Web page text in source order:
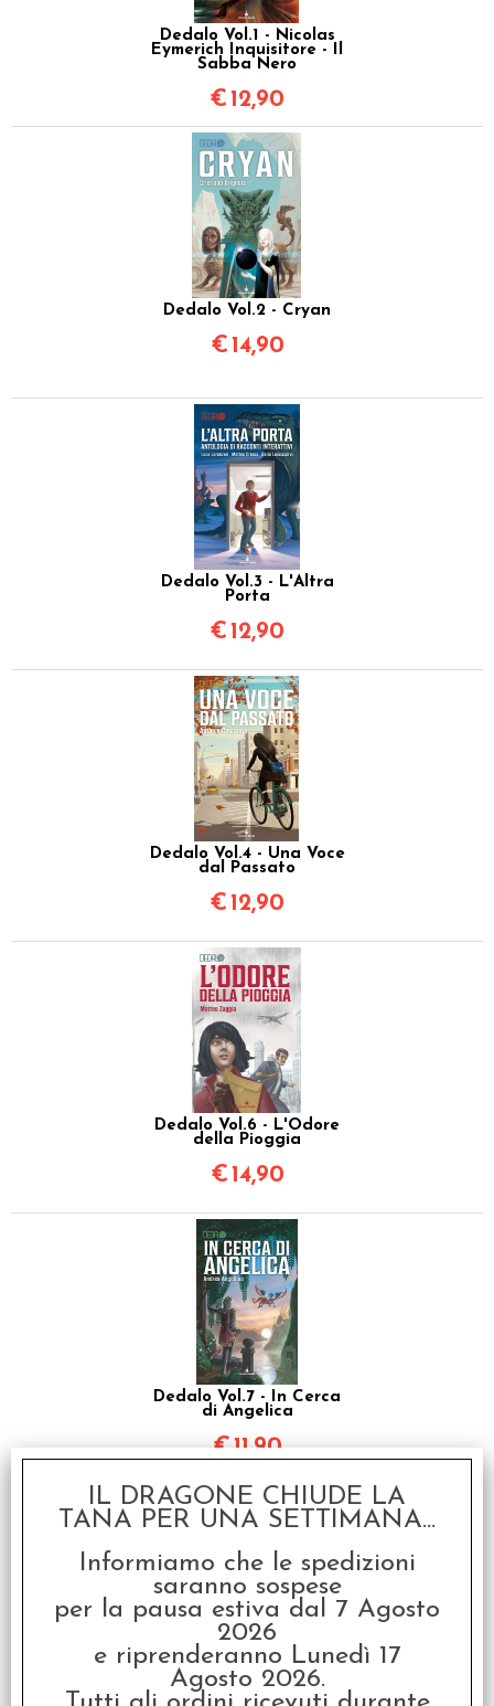
Dedalo Vol.1 - Nicolas
Eymerich Inquisitore - Il
Sabba Nero
€ 12,90
Dedalo Vol.2 - Cryan
€ 14,90
Dedalo Vol.3 - L'Altra
Porta
€ 12,90
Dedalo Vol.4 - Una Voce
dal Passato
€ 12,90
Dedalo Vol.6 - L'Odore
della Pioggia
€ 14,90
Dedalo Vol.7 - In Cerca
di Angelica
€11,90
Dedalo Vol.8 - Turno di
Notte
IL DRAGONE CHIUDE LA
TANA PER UNA SETTIMANA...
Informiamo che le spedizioni
saranno sospese
per la pausa estiva dal 7 Agosto
2026
e riprenderanno Lunedì 17
Agosto 2026.